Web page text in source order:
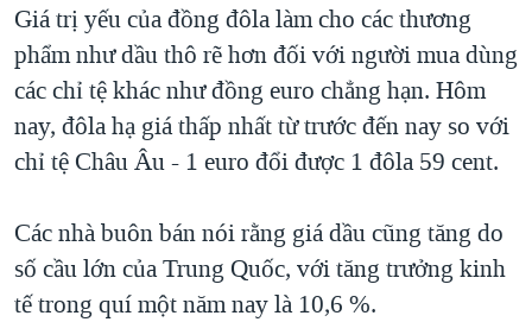
SỨC KHOẺ
VĂN HOÁ
THỂ THAO
GIÁO DỤC
TRỊNH VĨNH BÌNH - NGƯỜI HẠ 'BÊN THẮNG CUỘC'
GROUND ZERO – XƯA VÀ NAY
CHI PHÍ CHIẾN TRANH AFGHANISTAN
CÁC GIÁ TRỊ CỘNG HÒA Ở VIỆT NAM
TRỊNH VĨNH BÌNH VS. CHÍNH PHỦ VIỆT NAM
NGƯ DÂN VIỆT VÀ LÀN SÓNG TRỘM HẢI SÂM
Ngôn ngữ khác
Giá trị yếu của đồng đôla làm cho các thương
phẩm như dầu thô rẽ hơn đối với người mua dùng
các chỉ tệ khác như đồng euro chẳng hạn. Hôm
nay, đôla hạ giá thấp nhất từ trước đến nay so với
chỉ tệ Châu Âu - 1 euro đổi được 1 đôla 59 cent.
Các nhà buôn bán nói rằng giá dầu cũng tăng do
số cầu lớn của Trung Quốc, với tăng trưởng kinh
tế trong quí một năm nay là 10,6 %.